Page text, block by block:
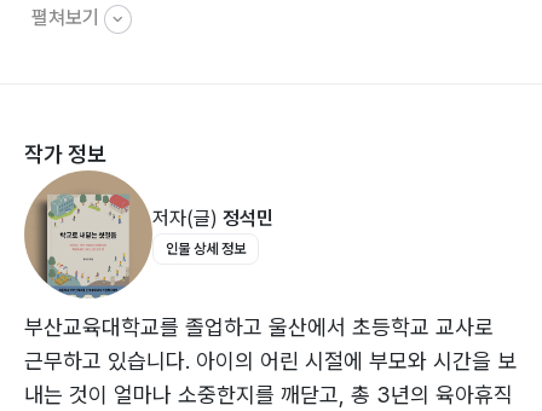
집안일 속 책임 찾기 · 26
‘나’ 표현하기 · 32
용기 내어 발표하기 · 33
마음으로 배려하기 · 35
함께 어울리기 · 36
갈등 해결의 경험 쌓기 · 38
나와 너, 그리고 우리 · 40
상황에 맞춘 예절 · 41
펼쳐보기
작가 정보
저자(글) 정석민
인물 상세 정보
부산교육대학교를 졸업하고 울산에서 초등학교 교사로
근무하고 있습니다. 아이의 어린 시절에 부모와 시간을 보
내는 것이 얼마나 소중한지를 깨닫고, 총 3년의 육아휴직